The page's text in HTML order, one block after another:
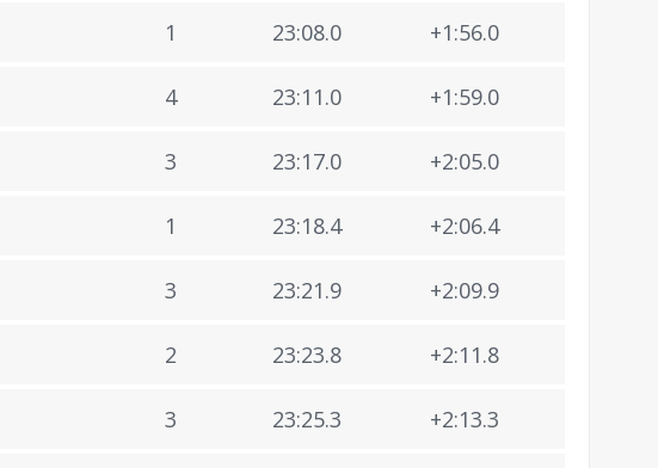
1 23:08.0 +1:56.0
4 23:11.0 +1:59.0
3 23:17.0 +2:05.0
1 23:18.4 +2:06.4
3 23:21.9 +2:09.9
2 23:23.8 +2:11.8
3 23:25.3 +2:13.3